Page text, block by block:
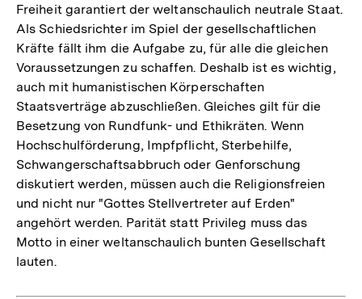
Freiheit garantiert der weltanschaulich neutrale Staat.
Als Schiedsrichter im Spiel der gesellschaftlichen
Kräfte fällt ihm die Aufgabe zu, für alle die gleichen
Voraussetzungen zu schaffen. Deshalb ist es wichtig,
auch mit humanistischen Körperschaften
Staatsverträge abzuschließen. Gleiches gilt für die
Besetzung von Rundfunk- und Ethikräten. Wenn
Hochschulförderung, Impfpflicht, Sterbehilfe,
Schwangerschaftsabbruch oder Genforschung
diskutiert werden, müssen auch die Religionsfreien
und nicht nur "Gottes Stellvertreter auf Erden"
angehört werden. Parität statt Privileg muss das
Motto in einer weltanschaulich bunten Gesellschaft
lauten.